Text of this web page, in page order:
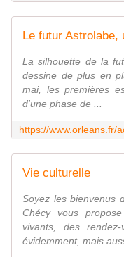
La silhouette de la
dessine de plus en
mai, les premières
d'une phase de ...
Vie culturelle
Soyez les bienvenus
Chécy vous
vivants, des
évidemment, mais